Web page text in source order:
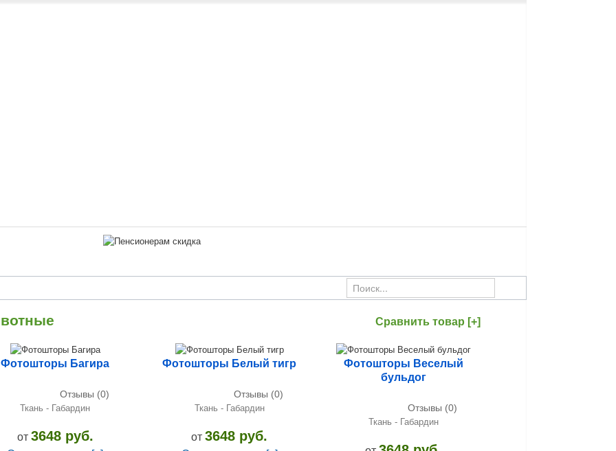
Сравнить товар [+]
Фотошторы Багира
Отзывы (0)
Ткань - Габардин
от 3648 руб.
Фотошторы Белый тигр
Отзывы (0)
Ткань - Габардин
от 3648 руб.
Фотошторы Веселый
бульдог
Отзывы (0)
Ткань - Габардин